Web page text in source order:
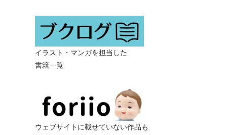
イラスト・マンガを担当した
書籍一覧
ウェブサイトに載せていない作品も